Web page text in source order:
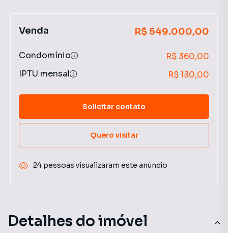
Detalhes do imóvel
Venda R$ 549.000,00
Condomínio
R$ 360,00
IPTU mensal
R$ 130,00
Solicitar contato
Quero visitar
24 pessoas visualizaram este anúncio